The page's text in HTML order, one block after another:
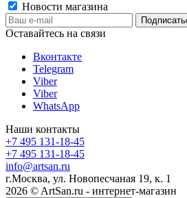
Новости магазина
Оставайтесь на связи
Вконтакте
Telegram
Viber
Viber
WhatsApp
Наши контакты
+7 495 131-18-45
+7 495 131-18-45
info@artsan.ru
г.Москва, ул. Новопесчаная 19, к. 1
2026 © ArtSan.ru - интернет-магазин